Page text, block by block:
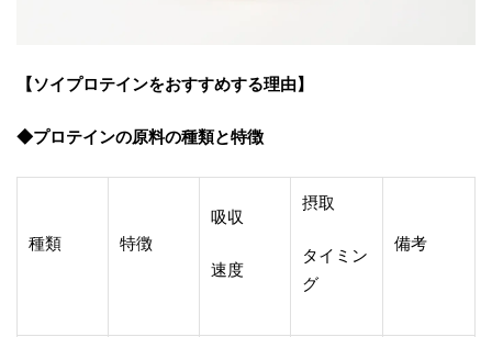
【ソイプロテインをおすすめする理由】
◆プロテインの原料の種類と特徴
種類 特徴
吸収
速度
摂取
タイミン
グ
備考